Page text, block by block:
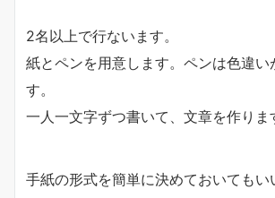
2名以上で行ないます。
紙とペンを用意します。ペンは色違い
す。
一人一文字ずつ書いて、文章を作りま
手紙の形式を簡単に決めておいてもい